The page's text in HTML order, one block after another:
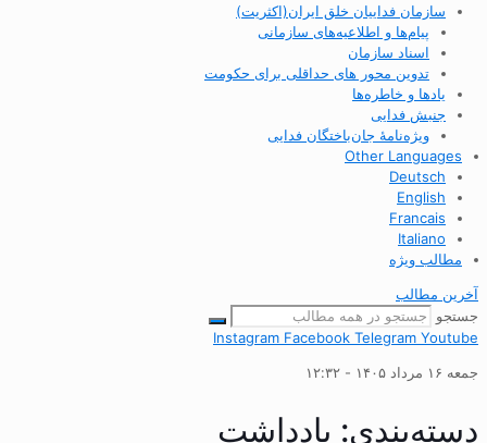
سازمان فداییان خلق ایران(اکثریت)
پیام‌ها و اطلاعیه‌های سازمانی
اسناد سازمان
تدوین محور های حداقلی برای حکومت
یادها و خاطره‌ها
جنبش فدایی
ویژه‌نامهٔ جان‌باختگان فدایی
Other Languages
Deutsch
English
Francais
Italiano
مطالب ویژه
آخرین مطالب
جستجو
Instagram Facebook Telegram Youtube
جمعه ۱۶ مرداد ۱۴۰۵ - ۱۲:۳۲
دسته‌بندی: یادداشت